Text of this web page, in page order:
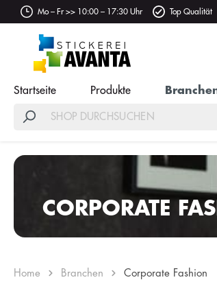
Mo – Fr >> 10:00 – 17:30 Uhr Top Qualität
Startseite Produkte
CORPORATE
Home Branchen Corporate Fashion